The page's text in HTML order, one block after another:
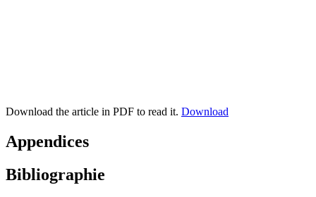
Download the article in PDF to read it. Download
Appendices
Bibliographie